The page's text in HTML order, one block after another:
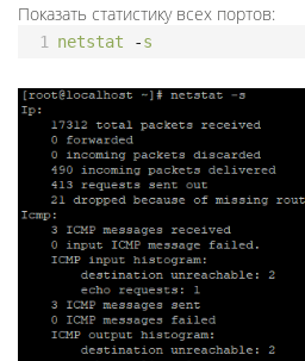
Показать статистику всех портов:
1 netstat -s